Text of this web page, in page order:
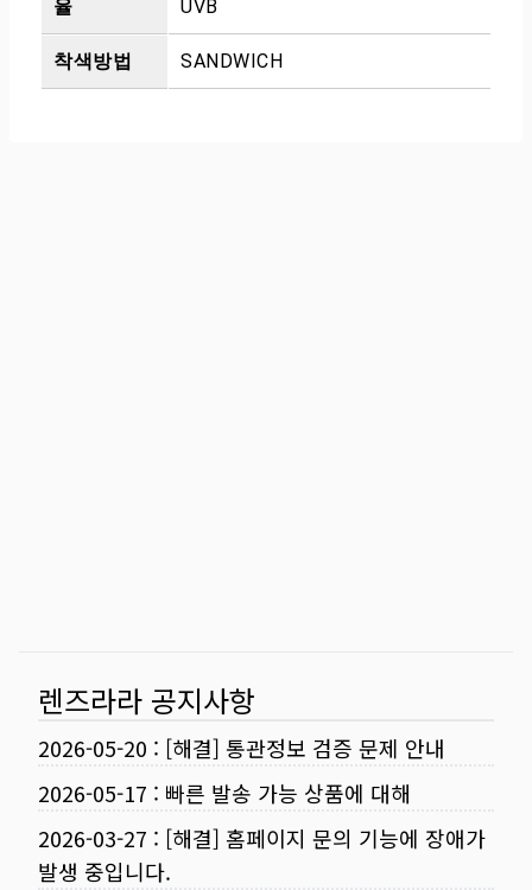
율 UVB
착색방법 SANDWICH
렌즈라라 공지사항
2026-05-20 : [해결] 통관정보 검증 문제 안내
2026-05-17 : 빠른 발송 가능 상품에 대해
2026-03-27 : [해결] 홈페이지 문의 기능에 장애가
발생 중입니다.